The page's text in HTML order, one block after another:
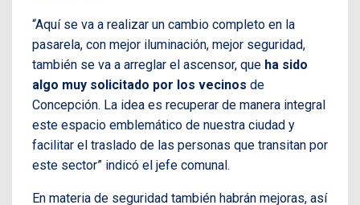
“Aquí se va a realizar un cambio completo en la
pasarela, con mejor iluminación, mejor seguridad,
también se va a arreglar el ascensor, que ha sido
algo muy solicitado por los vecinos de
Concepción. La idea es recuperar de manera integral
este espacio emblemático de nuestra ciudad y
facilitar el traslado de las personas que transitan por
este sector” indicó el jefe comunal.
En materia de seguridad también habrán mejoras, así